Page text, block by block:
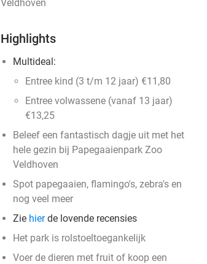
Veldhoven
Highlights
Multideal:
Entree kind (3 t/m 12 jaar) €11,80
Entree volwassene (vanaf 13 jaar)
€13,25
Beleef een fantastisch dagje uit met het
hele gezin bij Papegaaienpark Zoo
Veldhoven
Spot papegaaien, flamingo's, zebra's en
nog veel meer
Zie hierde lovende recensies
Het park is rolstoeltoegankelijk
Voer de dieren met fruit of koop een